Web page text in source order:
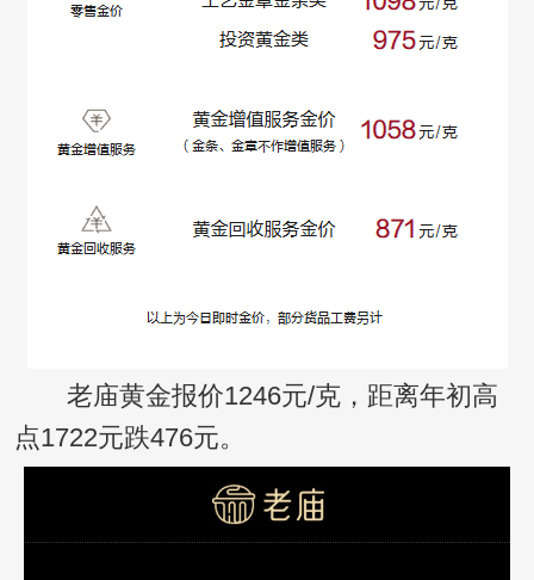
老庙黄金报价1246元/克，距离年初高
点1722元跌476元。